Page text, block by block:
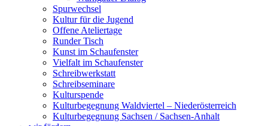
Spurwechsel
Kultur für die Jugend
Offene Ateliertage
Runder Tisch
Kunst im Schaufenster
Vielfalt im Schaufenster
Schreibwerkstatt
Schreibseminare
Kulturspende
Kulturbegegnung Waldviertel – Niederösterreich
Kulturbegegnung Sachsen / Sachsen-Anhalt